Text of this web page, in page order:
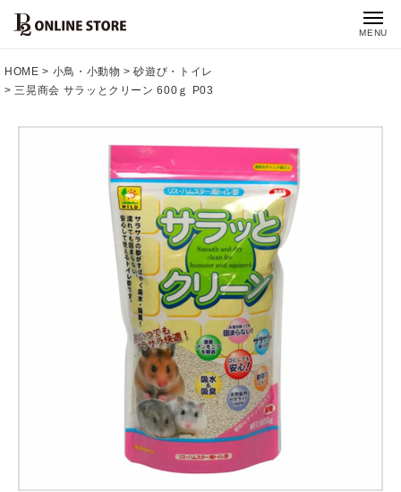
MENU
HOME 小鳥・小動物
砂遊び・トイレ
三晃商会 サラッとクリーン 600ｇ P03